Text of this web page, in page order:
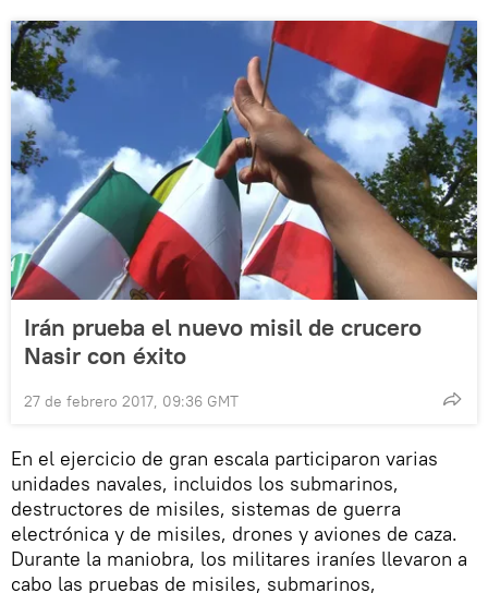
Irán prueba el nuevo misil de crucero
Nasir con éxito
27 de febrero 2017, 09:36 GMT
En el ejercicio de gran escala participaron varias
unidades navales, incluidos los submarinos,
destructores de misiles, sistemas de guerra
electrónica y de misiles, drones y aviones de caza.
Durante la maniobra, los militares iraníes llevaron a
cabo las pruebas de misiles, submarinos,